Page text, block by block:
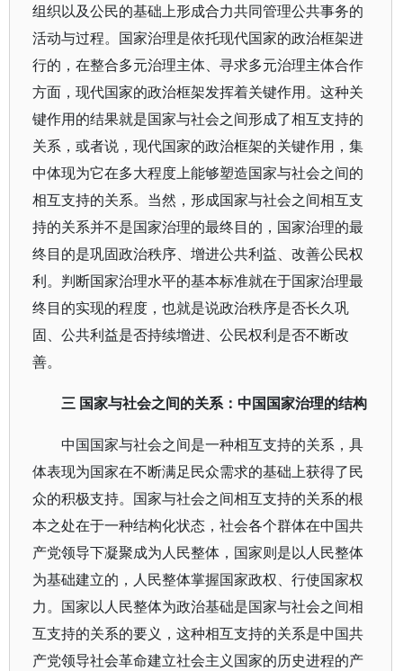
组织以及公民的基础上形成合力共同管理公共事务的
活动与过程。国家治理是依托现代国家的政治框架进
行的，在整合多元治理主体、寻求多元治理主体合作
方面，现代国家的政治框架发挥着关键作用。这种关
键作用的结果就是国家与社会之间形成了相互支持的
关系，或者说，现代国家的政治框架的关键作用，集
中体现为它在多大程度上能够塑造国家与社会之间的
相互支持的关系。当然，形成国家与社会之间相互支
持的关系并不是国家治理的最终目的，国家治理的最
终目的是巩固政治秩序、增进公共利益、改善公民权
利。判断国家治理水平的基本标准就在于国家治理最
终目的实现的程度，也就是说政治秩序是否长久巩
固、公共利益是否持续增进、公民权利是否不断改
善。
三 国家与社会之间的关系：中国国家治理的结构
中国国家与社会之间是一种相互支持的关系，具
体表现为国家在不断满足民众需求的基础上获得了民
众的积极支持。国家与社会之间相互支持的关系的根
本之处在于一种结构化状态，社会各个群体在中国共
产党领导下凝聚成为人民整体，国家则是以人民整体
为基础建立的，人民整体掌握国家政权、行使国家权
力。国家以人民整体为政治基础是国家与社会之间相
互支持的关系的要义，这种相互支持的关系是中国共
产党领导社会革命建立社会主义国家的历史进程的产